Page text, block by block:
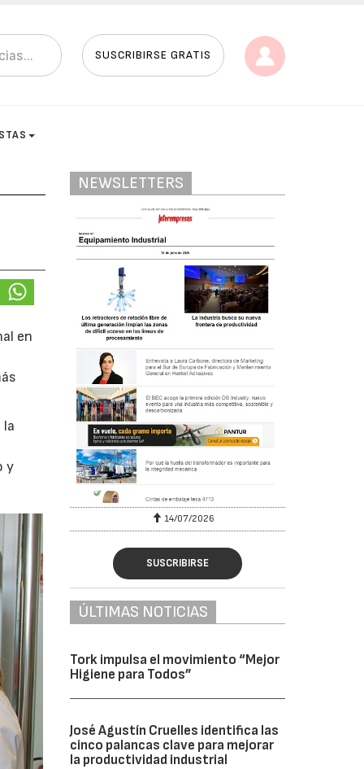
SUSCRIBIRSE GRATIS
en
la
y
NEWSLETTERS
14/07/2026
SUSCRIBIRSE
ÚLTIMAS NOTICIAS
Tork impulsa el movimiento “Mejor
Higiene para Todos”
José Agustín Cruelles identifica las
cinco palancas clave para mejorar
la productividad industrial